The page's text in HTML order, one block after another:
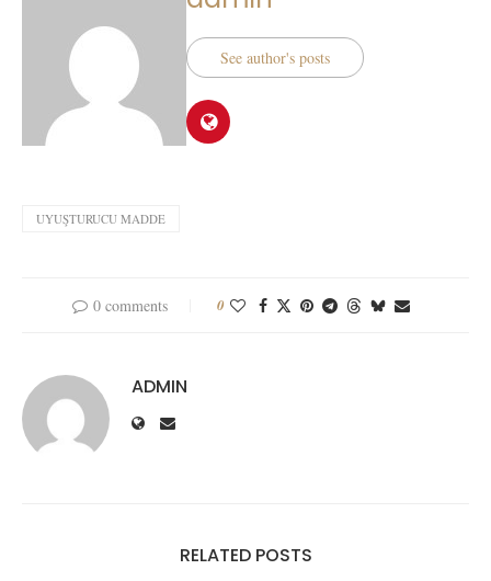
See author's posts
UYUŞTURUCU MADDE
0 comments 0
ADMIN
RELATED POSTS